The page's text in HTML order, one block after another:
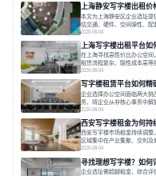
上海静安写字楼出租价
本文为上海静安区企业选址提
估交通、硬件、空间弹性、配
出打破固定工位思维，采用精
以说明。之后指出，专业运
价值、助力企业成长的关键。
2026-08-04
上海写字楼出租平台如
在上海寻找高性价比办公空
租赁流程复杂、隐性成本高
为例，其提供从空间到生态的
业应明确自身需求，实地考察
空间，对于企业行政负责人、
2026-08-04
写字楼租赁平台如何精
企业选择办公空间面临两大
务，将企业从非核心事务中
接；签约后则需构建覆盖硬件
与个性化运营结合，以全国布
力转变。在为企业寻找办公空
2026-08-04
西安写字楼租金为何持
西安写字楼市场租金持续调整
区域集中在产业集聚、交利及
性与员工体验，倾向于提供全
长，推动市场向多元化、高性
一现象引发了的广泛关注。作
2026-08-04
寻找理想写字楼？如何
企业选址需超越租金，综合